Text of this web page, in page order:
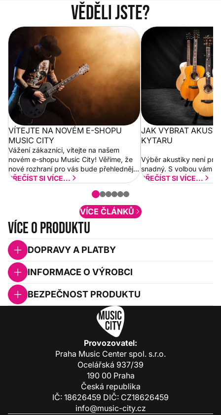
Věděli jste?
Vítejte na novém e-shopu Music
City
VÍTEJTE NA NOVÉM E-SHOPU
MUSIC CITY
Vážení zákazníci, vítejte na našem
novém e-shopu Music City! Věříme, že
nové rozhraní pro vás bude přehlednější
a rychlejší. Postupně budeme přidávat
PŘEČÍST SI VÍCE...
Jak vybrat
JAK VYBRAT
KYTARU
Výběr akustiky není pro
snadný. S volbou vám
PŘEČÍST SI VÍCE...
VÍCE ČLÁNKŮ
Více o produktu
DOPRAVY A PLATBY
INFORMACE O VÝROBCI
BEZPEČNOST PRODUKTU
Provozovatel:
Praha Music Center spol. s.r.o.
Ocelářská 937/39
190 00 Praha
Česká republika
IČ: 18626459 DIČ: CZ18626459
info@music-city.cz